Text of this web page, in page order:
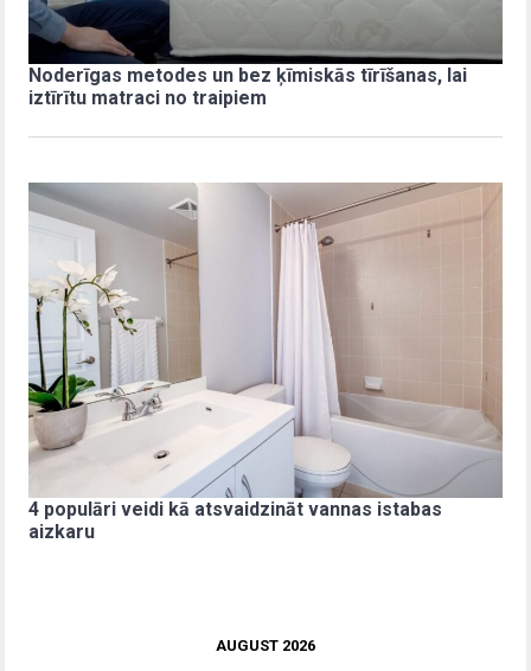
Noderīgas metodes un bez ķīmiskās tīrīšanas, lai
iztīrītu matraci no traipiem
4 populāri veidi kā atsvaidzināt vannas istabas
aizkaru
AUGUST 2026